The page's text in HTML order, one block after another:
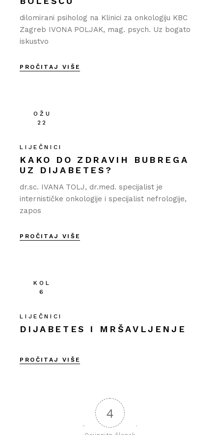
dilomirani psiholog na Klinici za onkologiju KBC
Zagreb IVONA POLJAK, mag. psych. Uz bogato
iskustvo
PROČITAJ VIŠE
OŽU
22
LIJEČNICI
KAKO DO ZDRAVIH BUBREGA
UZ DIJABETES?
dr.sc. IVANA TOLJ, dr.med. specijalist je
internističke onkologije i specijalist nefrologije,
zapos
PROČITAJ VIŠE
KOL
6
LIJEČNICI
DIJABETES I MRŠAVLJENJE
PROČITAJ VIŠE
4